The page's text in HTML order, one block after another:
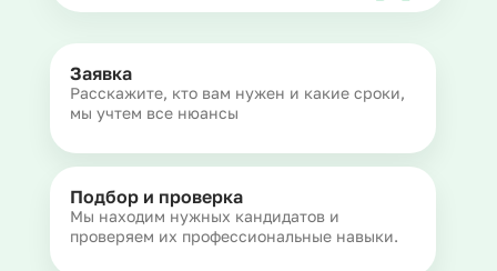
Заявка
Расскажите, кто вам нужен и какие сроки,
мы учтем все нюансы
Подбор и проверка
Мы находим нужных кандидатов и
проверяем их профессиональные навыки.